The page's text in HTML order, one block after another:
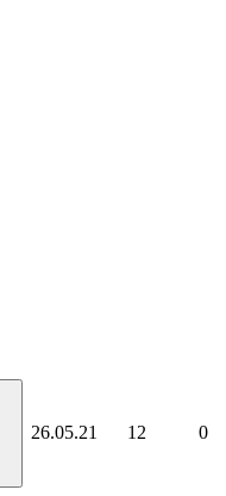
26.05.21 12 0